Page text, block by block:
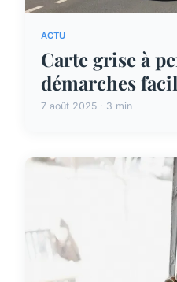
ACTU
Carte grise à
démarches
7 août 2025 · 3 min